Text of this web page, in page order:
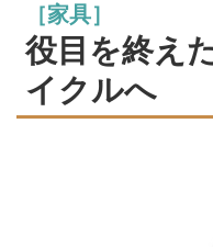
［家具］
役目を終え
イクルへ